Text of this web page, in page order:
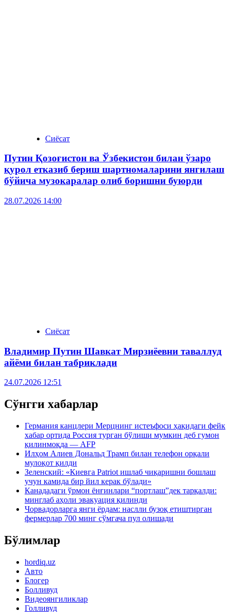
Сиёсат
Путин Қозоғистон ва Ўзбекистон билан ўзаро
қурол етказиб бериш шартномаларини янгилаш
бўйича музокаралар олиб боришни буюрди
28.07.2026 14:00
Сиёсат
Владимир Путин Шавкат Мирзиёевни таваллуд
айёми билан табриклади
24.07.2026 12:51
Сўнгги хабарлар
Германия канцлери Мерцнинг истеъфоси ҳақидаги фейк
хабар ортида Россия турган бўлиши мумкин деб гумон
қилинмоқда — AFP
Илҳом Алиев Дональд Трамп билан телефон орқали
мулоқот қилди
Зеленский: «Киевга Patriot ишлаб чиқаришни бошлаш
учун камида бир йил керак бўлади»
Канададаги ўрмон ёнғинлари “портлаш”дек тарқалди:
минглаб аҳоли эвакуация қилинди
Чорвадорларга янги ёрдам: наслли бузоқ етиштирган
фермерлар 700 минг сўмгача пул олишади
Бўлимлар
hordiq.uz
Авто
Блогер
Болливуд
Видеоянгиликлар
Голливуд